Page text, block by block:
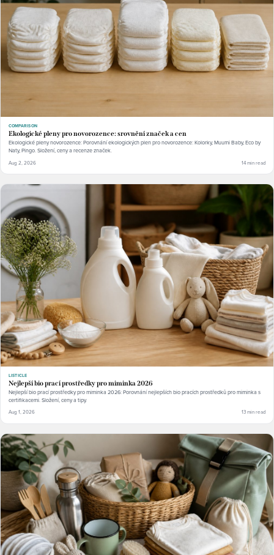
COMPARISON
Ekologické pleny pro novorozence: srovnění značek a cen
Ekologické pleny novorozence: Porovnání ekologických plen pro novorozence: Kolorky, Muumi Baby, Eco by
Naty, Pingo. Složení, ceny a recenze značek.
Aug 2, 2026 14 min read
LISTICLE
Nejlepší bio prací prostředky pro miminka 2026
Nejlepší bio prací prostředky pro miminka 2026: Porovnání nejlepších bio pracích prostředků pro miminka s
certifikacemi. Složení, ceny a tipy.
Aug 1, 2026 13 min read